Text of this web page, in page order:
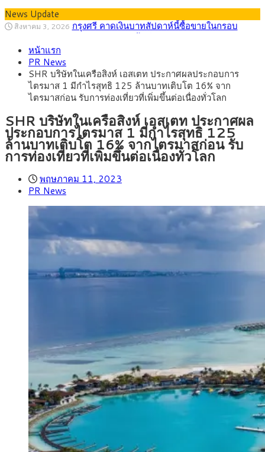
News Update
สิงหาคม 3, 2026 กรุงศรี คาดเงินบาทสัปดาห์นี้ซื้อขายในกรอบ
ปล่อยเช่ารายวัน ร้านอาหารและเครื่องดื่ม ซาลอน พบต่างด้าวผิด
กฎหมายเข้าข่ายสุ่มเสี่ยงนอมินี
สิงหาคม 10, 2026
32.80-33.40 ลุ้นเงินเฟ้อสหรัฐฯหลังจ้างงานแผ่ว
สิงหาคม 6, 2026
ปรับเกณฑ์ คัดเข้มโครงการตอบโจทย์ประเทศ
สิงหาคม 5, 2026 ครม.ไฟเขียวหลักการ ร่าง พ.ร.ฎ. เปิดทาง รฟม.เดิน
หน้ารถไฟฟ้าสงขลา โมโนเรล 12.54 กม. เชื่อมเมืองหาดใหญ่
สิงหาคม 4, 2026 สธ.ชี้ รพ.รัฐแบกรับผู้ป่วยบัตรทอง 87% แต่ได้งบ
รายหัวเพียง 2,618 บาท เสนอทบทวนจัดสรรงบให้สอดคล้องภาระ
งานจริง
หน้าแรก
PR News
SHR บริษัทในเครือสิงห์ เอสเตท ประกาศผลประกอบการ
ไตรมาส 1 มีกำไรสุทธิ 125 ล้านบาทเติบโต 16% จาก
ไตรมาสก่อน รับการท่องเที่ยวที่เพิ่มขึ้นต่อเนื่องทั่วโลก
SHR บริษัทในเครือสิงห์ เอสเตท ประกาศผล
ประกอบการไตรมาส 1 มีกำไรสุทธิ 125
ล้านบาทเติบโต 16% จากไตรมาสก่อน รับ
การท่องเที่ยวที่เพิ่มขึ้นต่อเนื่องทั่วโลก
พฤษภาคม 11, 2023
PR News